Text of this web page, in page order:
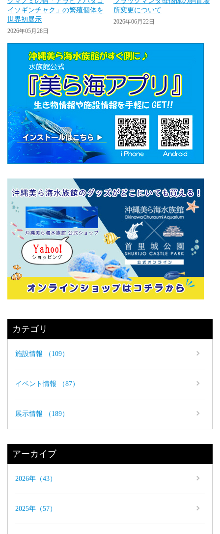
イソギンチャク」の繁殖個体を
世界初展示
2026年05月28日
所変更について
2026年06月22日
カテゴリ
施設情報 （109）
イベント情報 （87）
展示情報 （189）
アーカイブ
2026年（43）
2025年（57）